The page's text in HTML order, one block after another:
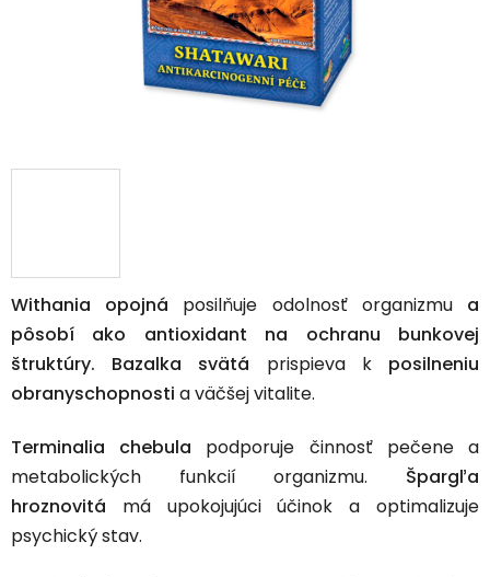
Withania opojná posilňuje odolnosť organizmu
a
pôsobí ako antioxidant na ochranu bunkovej
štruktúry. Bazalka svätá
prispieva k
posilneniu
obranyschopnosti a väčšej vitalite.
Terminalia chebula podporuje činnosť pečene a
metabolických funkcií organizmu. Špargľa
hroznovitá
má upokojujúci účinok a optimalizuje
psychický stav.